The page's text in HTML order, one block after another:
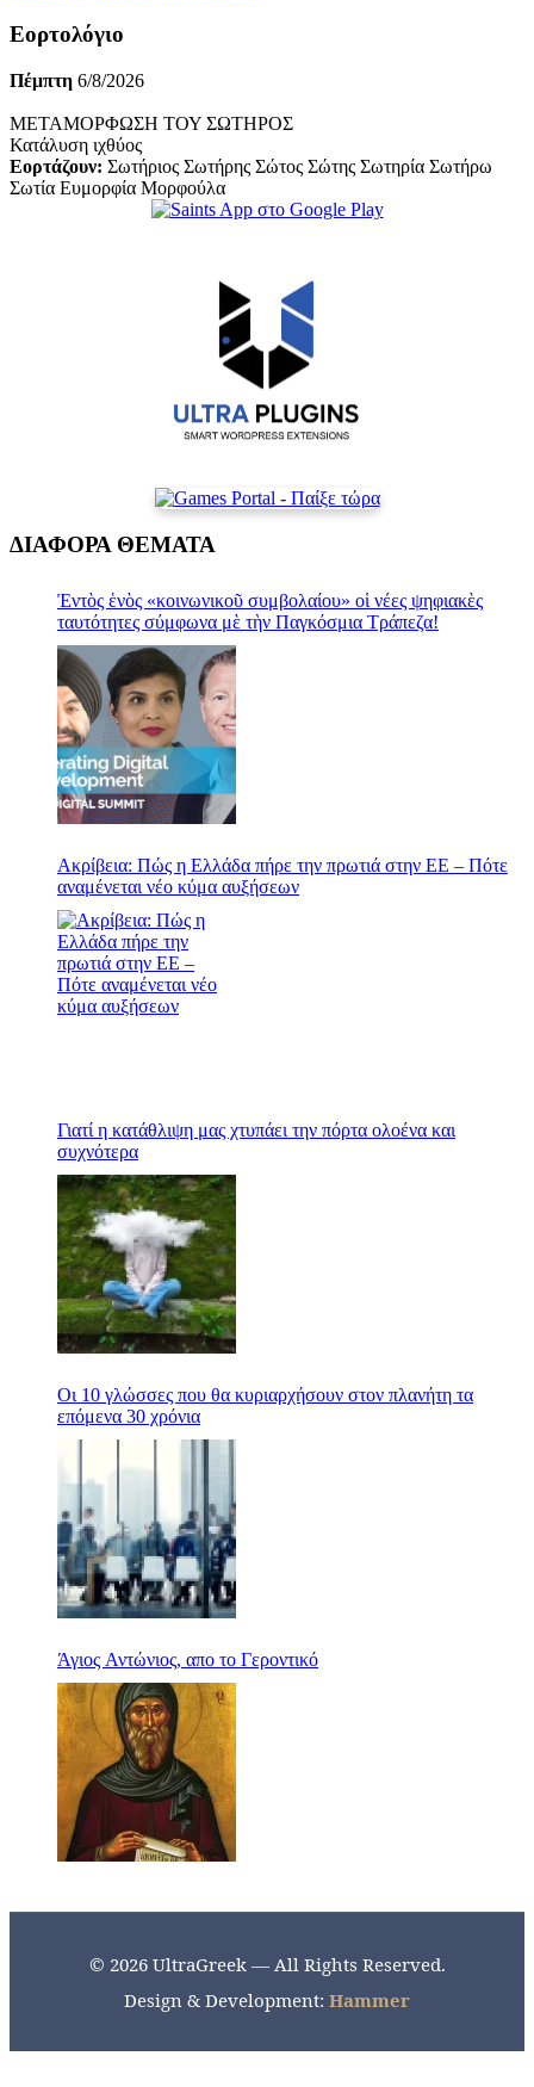
Εορτολόγιο
Πέμπτη 6/8/2026
ΜΕΤΑΜΟΡΦΩΣΗ ΤΟΥ ΣΩΤΗΡΟΣ
Κατάλυση ιχθύος
Εορτάζουν: Σωτήριος Σωτήρης Σώτος Σώτης Σωτηρία Σωτήρω
Σωτία Ευμορφία Μορφούλα
ΔΙΑΦΟΡΑ ΘΕΜΑΤΑ
Ἐντὸς ἑνὸς «κοινωνικοῦ συμβολαίου» οἱ νέες ψηφιακὲς
ταυτότητες σύμφωνα μὲ τὴν Παγκόσμια Τράπεζα!
Ακρίβεια: Πώς η Ελλάδα πήρε την πρωτιά στην ΕΕ – Πότε
αναμένεται νέο κύμα αυξήσεων
Γιατί η κατάθλιψη μας χτυπάει την πόρτα ολοένα και
συχνότερα
Οι 10 γλώσσες που θα κυριαρχήσουν στον πλανήτη τα
επόμενα 30 χρόνια
Άγιος Αντώνιος, απο το Γεροντικό
© 2026 UltraGreek — All Rights Reserved.
Design & Development: Hammer